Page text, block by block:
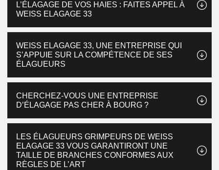
L’ÉLAGAGE DE VOS HAIES : FAITES APPEL À
WEISS ELAGAGE 33
WEISS ELAGAGE 33, UNE ENTREPRISE QUI
S’APPUIE SUR LA COMPÉTENCE DE SES
ÉLAGUEURS
CHERCHEZ-VOUS UNE ENTREPRISE
D’ÉLAGAGE PAS CHER À BOURG ?
LES ÉLAGUEURS GRIMPEURS DE WEISS
ELAGAGE 33 VOUS GARANTIRONT UNE
TAILLE DE BRANCHES CONFORMES AUX
RÈGLES DE L’ART